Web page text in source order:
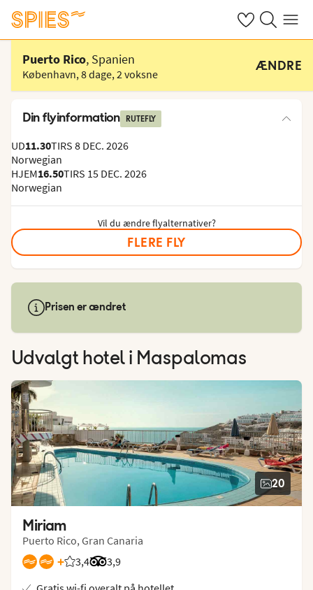
Se dine gemte
Søg påMenu
Vælg hotel
Puerto Rico, Spanien
København,8 dage,2 voksne
ÆNDRE
Din flyinformation RUTEFLY
UD11.30TIRS 8 DEC. 2026
Norwegian
HJEM16.50TIRS 15 DEC. 2026
Norwegian
Vil du ændre flyalternativer?
FLERE FLY
Prisen er ændret
Udvalgt hotel i Maspalomas
20
Miriam
Puerto Rico, Gran Canaria
+ 3,4
Bedømmelse fra Spies gæster: 3.418/5
3,9
Bedømmelse fra Tripadvisor: 3.9 of 5